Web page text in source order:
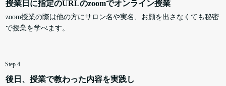
授業日に指定のURLのzoomでオンライン授業
zoom授業の際は他の方にサロン名や実名、お顔を出さなくても秘密
で授業を学べます。
Step.4
後日、授業で教わった内容を実践し